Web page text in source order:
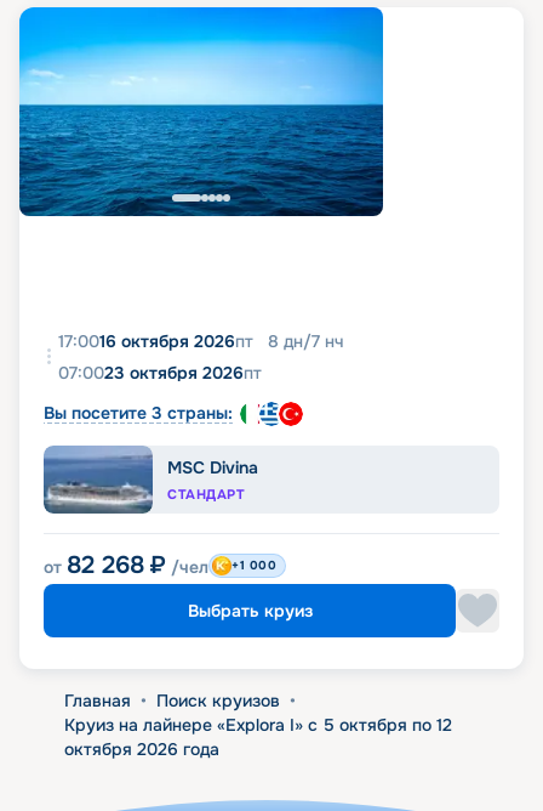
17:0016 октября 2026пт 8 дн/7 нч
07:0023 октября 2026пт
Вы посетите 3 страны:
MSC Divina
СТАНДАРТ
от 82 268 ₽ /чел +1 000
Выбрать круиз
Главная • Поиск круизов •
Круиз на лайнере «Explora I» с 5 октября по 12
октября 2026 года